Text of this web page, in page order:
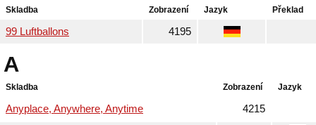
Skladba Zobrazení Jazyk Překlad
99 Luftballons 4195
A
Skladba Zobrazení Jazyk
Anyplace, Anywhere, Anytime
4215